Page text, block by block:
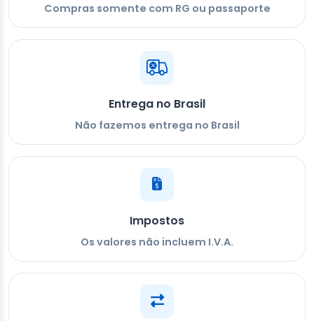
Compras somente com RG ou passaporte
Entrega no Brasil
Não fazemos entrega no Brasil
Impostos
Os valores não incluem I.V.A.